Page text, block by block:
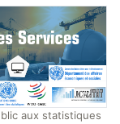
aux statistiques